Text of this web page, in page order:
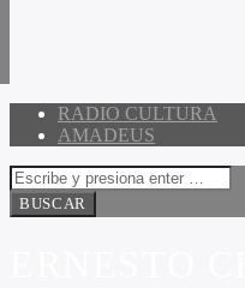
RADIO CULTURA
AMADEUS